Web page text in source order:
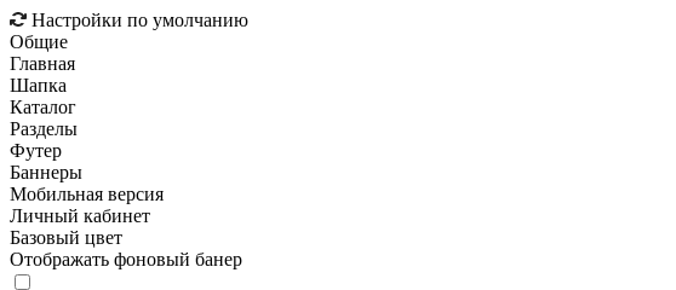
Настройки по умолчанию
Общие
Главная
Шапка
Каталог
Разделы
Футер
Баннеры
Мобильная версия
Личный кабинет
Базовый цвет
Отображать фоновый банер